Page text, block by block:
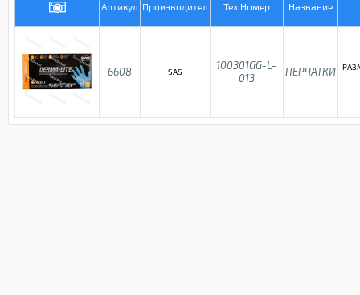
Артикул Производител Тех.Номер Название
6608 SAS
100301GG-L-
013
ПЕРЧАТКИ